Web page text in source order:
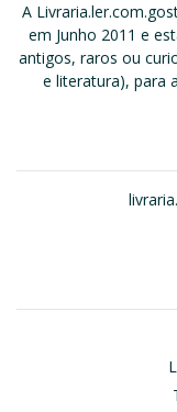
A
em Junho 2011 e
antigos, raros ou
e literatura), para